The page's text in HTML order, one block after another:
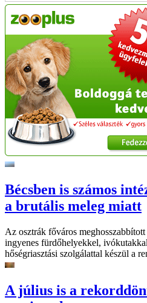
Bécsben is számos
a brutális meleg miatt
Az osztrák főváros
ingyenes fürdőhelyekkel,
hőségriasztási szolgálattal készül a
A július is a